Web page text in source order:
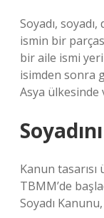
Soyadı,
ismin bir
bir aile ismi
isimden sonra
Asya ülkesinde
Kanun
TBMM’de
Soyadı